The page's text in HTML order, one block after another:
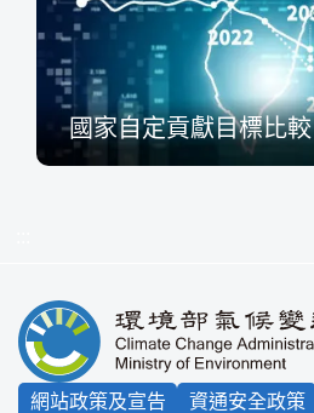
國家自定貢獻目標比較
網站政策及宣告 資通安全政策